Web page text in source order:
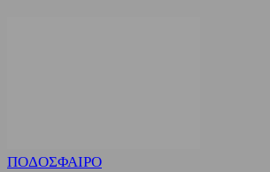
ΠΟΔΟΣΦΑΙΡΟ